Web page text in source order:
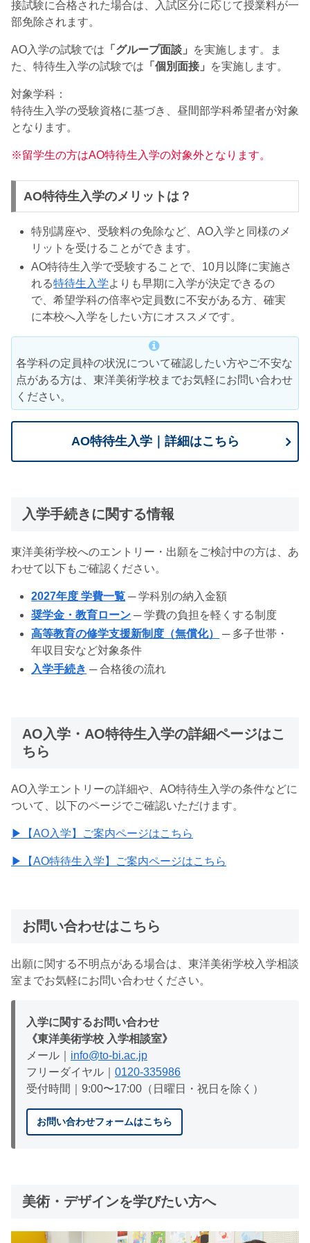
接試験に合格された場合は、入試区分に応じて授業料が一
部免除されます。
AO入学の試験では 「グループ面談」
を実施します。ま
た、特待生入学の試験では 「個別面接」 を実施します。
対象学科：
特待生入学の受験資格に基づき、昼間部学科希望者が対象
となります。
※留学生の方はAO特待生入学の対象外となります。
AO特待生入学のメリットは？
特別講座や、受験料の免除など、AO入学と同様のメ
リットを受けることができます。
AO特待生入学で受験することで、10月以降に実施さ
れる特待生入学よりも早期に入学が決定できるの
で、希望学科の倍率や定員数に不安がある方、確実
に本校へ入学をしたい方にオススメです。
各学科の定員枠の状況について確認したい方やご不安な
点がある方は、東洋美術学校までお気軽にお問い合わせ
ください。
AO特待生入学｜詳細はこちら
入学手続きに関する情報
東洋美術学校へのエントリー・出願をご検討中の方は、あ
わせて以下もご確認ください。
2027年度 学費一覧 ─ 学科別の納入金額
奨学金・教育ローン ─ 学費の負担を軽くする制度
高等教育の修学支援新制度（無償化）
─ 多子世帯・
年収目安など対象条件
入学手続き ─ 合格後の流れ
AO入学・AO特待生入学の詳細ページはこ
ちら
AO入学エントリーの詳細や、AO特待生入学の条件などに
ついて、以下のページでご確認いただけます。
▶︎【AO入学】ご案内ページはこちら
▶︎【AO特待生入学】ご案内ページはこちら
お問い合わせはこちら
出願に関する不明点がある場合は、東洋美術学校入学相談
室までお気軽にお問い合わせください。
入学に関するお問い合わせ
《東洋美術学校 入学相談室》
メール｜ info@to-bi.ac.jp
フリーダイヤル｜ 0120-335986
受付時間｜9:00〜17:00（日曜日・祝日を除く）
お問い合わせフォームはこちら
美術・デザインを学びたい方へ